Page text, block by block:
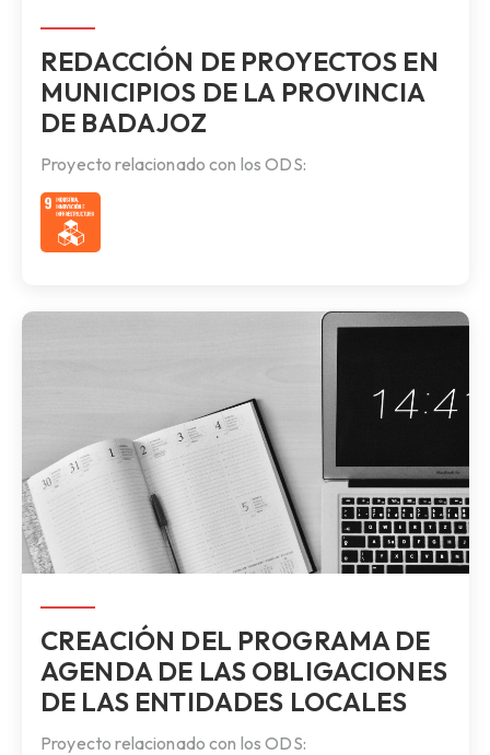
REDACCIÓN DE PROYECTOS EN
MUNICIPIOS DE LA PROVINCIA
DE BADAJOZ
Proyecto relacionado con los ODS:
CREACIÓN DEL PROGRAMA DE
AGENDA DE LAS OBLIGACIONES
DE LAS ENTIDADES LOCALES
Proyecto relacionado con los ODS: